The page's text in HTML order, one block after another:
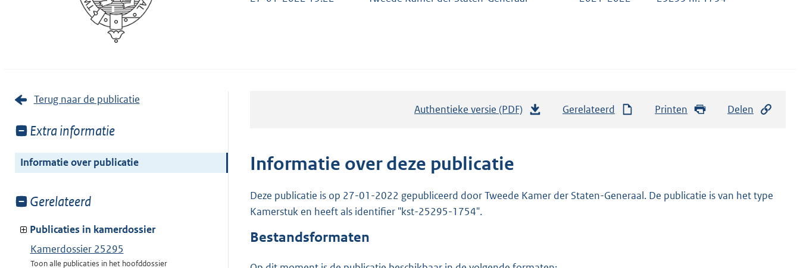
Terug naar de publicatie
Toon
van:
Extra informatie
Informatie over publicatie
Toon
van:
Gerelateerd
Publicaties in kamerdossier
Kamerdossier 25295
Toon alle publicaties in het hoofddossier
Authentieke versie (PDF)
n
Gerelateerd Printen Delen
Informatie over deze publicatie
Deze publicatie is op 27-01-2022 gepubliceerd door Tweede Kamer der Staten-Generaal. De publicatie is van het type
Kamerstuk en heeft als identifier "kst-25295-1754".
Bestandsformaten